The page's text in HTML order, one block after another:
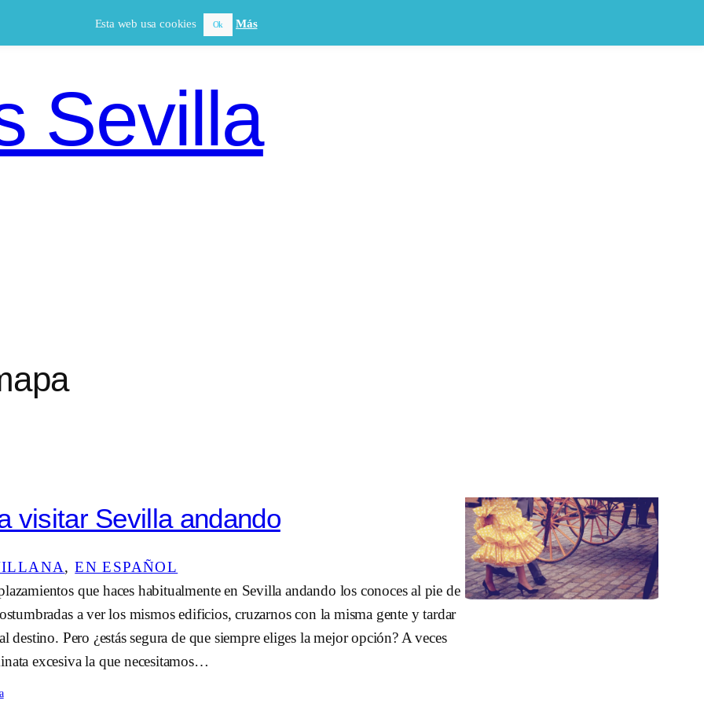
Sevilla
visitar Sevilla andando
, EN ESPAÑOL
que haces habitualmente en Sevilla andando los conoces al pie de
a ver los mismos edificios, cruzarnos con la misma gente y tardar
destino. Pero ¿estás segura de que siempre eliges la mejor opción? A veces
excesiva la que necesitamos…
Esta web usa cookies Ok Más